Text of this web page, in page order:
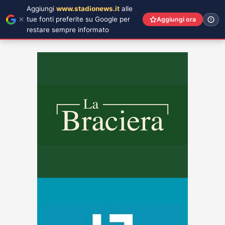
Aggiungi www.stadionews.it alle
tue fonti preferite su Google per
restare sempre informato
Aggiungi ora